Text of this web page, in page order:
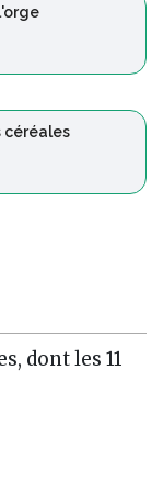
céréales
dont les 11